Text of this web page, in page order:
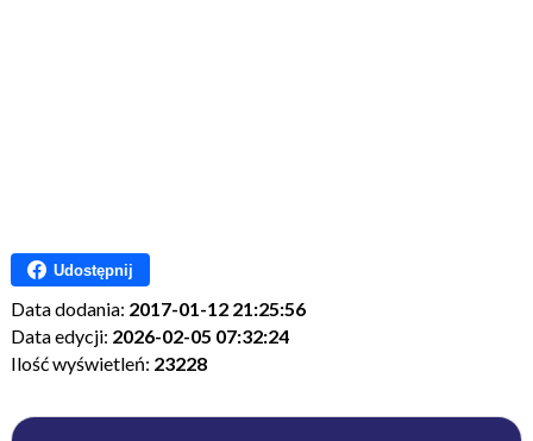
Udostępnij
Data dodania: 2017-01-12 21:25:56
Data edycji: 2026-02-05 07:32:24
Ilość wyświetleń: 23228